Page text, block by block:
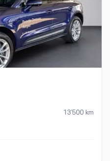
13’500km